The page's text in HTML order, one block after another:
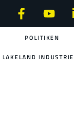
POLITIKEN
LAKELAND